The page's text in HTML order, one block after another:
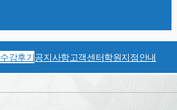
수강후기공지사항고객센터학원지점안내